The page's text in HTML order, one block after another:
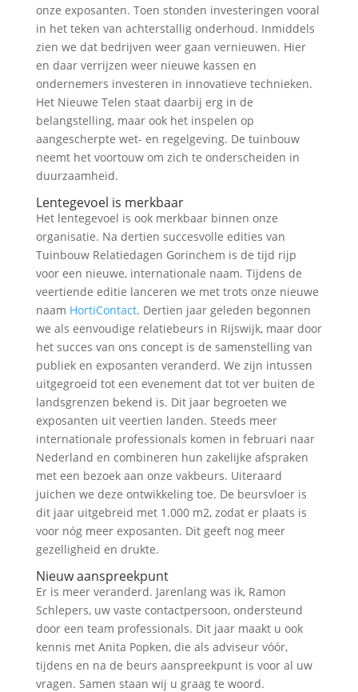
onze exposanten. Toen stonden investeringen vooral
in het teken van achterstallig onderhoud. Inmiddels
zien we dat bedrijven weer gaan vernieuwen. Hier
en daar verrijzen weer nieuwe kassen en
ondernemers investeren in innovatieve technieken.
Het Nieuwe Telen staat daarbij erg in de
belangstelling, maar ook het inspelen op
aangescherpte wet- en regelgeving. De tuinbouw
neemt het voortouw om zich te onderscheiden in
duurzaamheid.
Lentegevoel is merkbaar
Het lentegevoel is ook merkbaar binnen onze
organisatie. Na dertien succesvolle edities van
Tuinbouw Relatiedagen Gorinchem is de tijd rijp
voor een nieuwe, internationale naam. Tijdens de
veertiende editie lanceren we met trots onze nieuwe
naam HortiContact. Dertien jaar geleden begonnen
we als eenvoudige relatiebeurs in Rijswijk, maar door
het succes van ons concept is de samenstelling van
publiek en exposanten veranderd. We zijn intussen
uitgegroeid tot een evenement dat tot ver buiten de
landsgrenzen bekend is. Dit jaar begroeten we
exposanten uit veertien landen. Steeds meer
internationale professionals komen in februari naar
Nederland en combineren hun zakelijke afspraken
met een bezoek aan onze vakbeurs. Uiteraard
juichen we deze ontwikkeling toe. De beursvloer is
dit jaar uitgebreid met 1.000 m2, zodat er plaats is
voor nóg meer exposanten. Dit geeft nog meer
gezelligheid en drukte.
Nieuw aanspreekpunt
Er is meer veranderd. Jarenlang was ik, Ramon
Schlepers, uw vaste contactpersoon, ondersteund
door een team professionals. Dit jaar maakt u ook
kennis met Anita Popken, die als adviseur vóór,
tijdens en na de beurs aanspreekpunt is voor al uw
vragen. Samen staan wij u graag te woord.